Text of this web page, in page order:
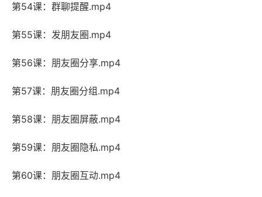
第54课：群聊提醒.mp4
第55课：发朋友圈.mp4
第56课：朋友圈分享.mp4
第57课：朋友圈分组.mp4
第58课：朋友圈屏蔽.mp4
第59课：朋友圈隐私.mp4
第60课：朋友圈互动.mp4